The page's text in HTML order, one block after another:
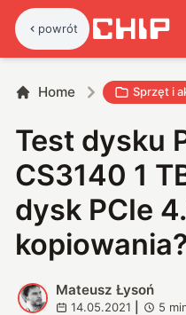
powrót
Home Sprzęt i
Test dysku
CS3140 1
dysk PCIe
kopiowania?
M
Mateusz Łysoń
14.05.2021 5